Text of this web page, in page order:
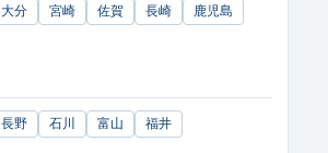
大分 宮崎 佐賀 長崎
鹿児島
長野 石川 富山 福井